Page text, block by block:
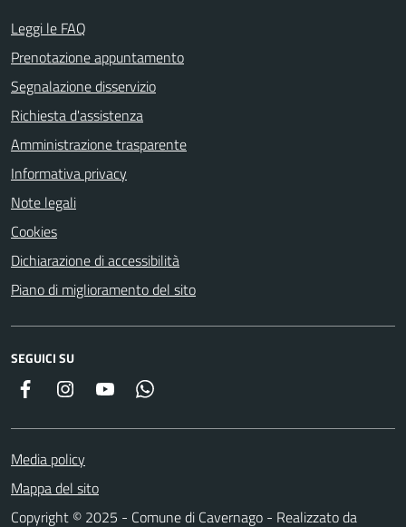
Leggi le FAQ
Prenotazione appuntamento
Segnalazione disservizio
Richiesta d'assistenza
Amministrazione trasparente
Informativa privacy
Note legali
Cookies
Dichiarazione di accessibilità
Piano di miglioramento del sito
SEGUICI SU
Facebook InstagramYouTube
Media policy
Mappa del sito
Copyright © 2025 - Comune di Cavernago - Realizzato da